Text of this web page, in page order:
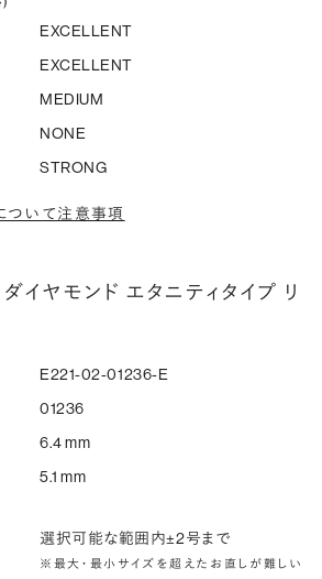
EXCELLENT
EXCELLENT
MEDIUM
NONE
STRONG
ついて注意事項
イヤモンド エタニティタイプ リ
E221-02-01236-E
01236
6.4 mm
5.1 mm
選択可能な範囲内±2号まで
※最大・最小サイズを超えたお直しが難しい